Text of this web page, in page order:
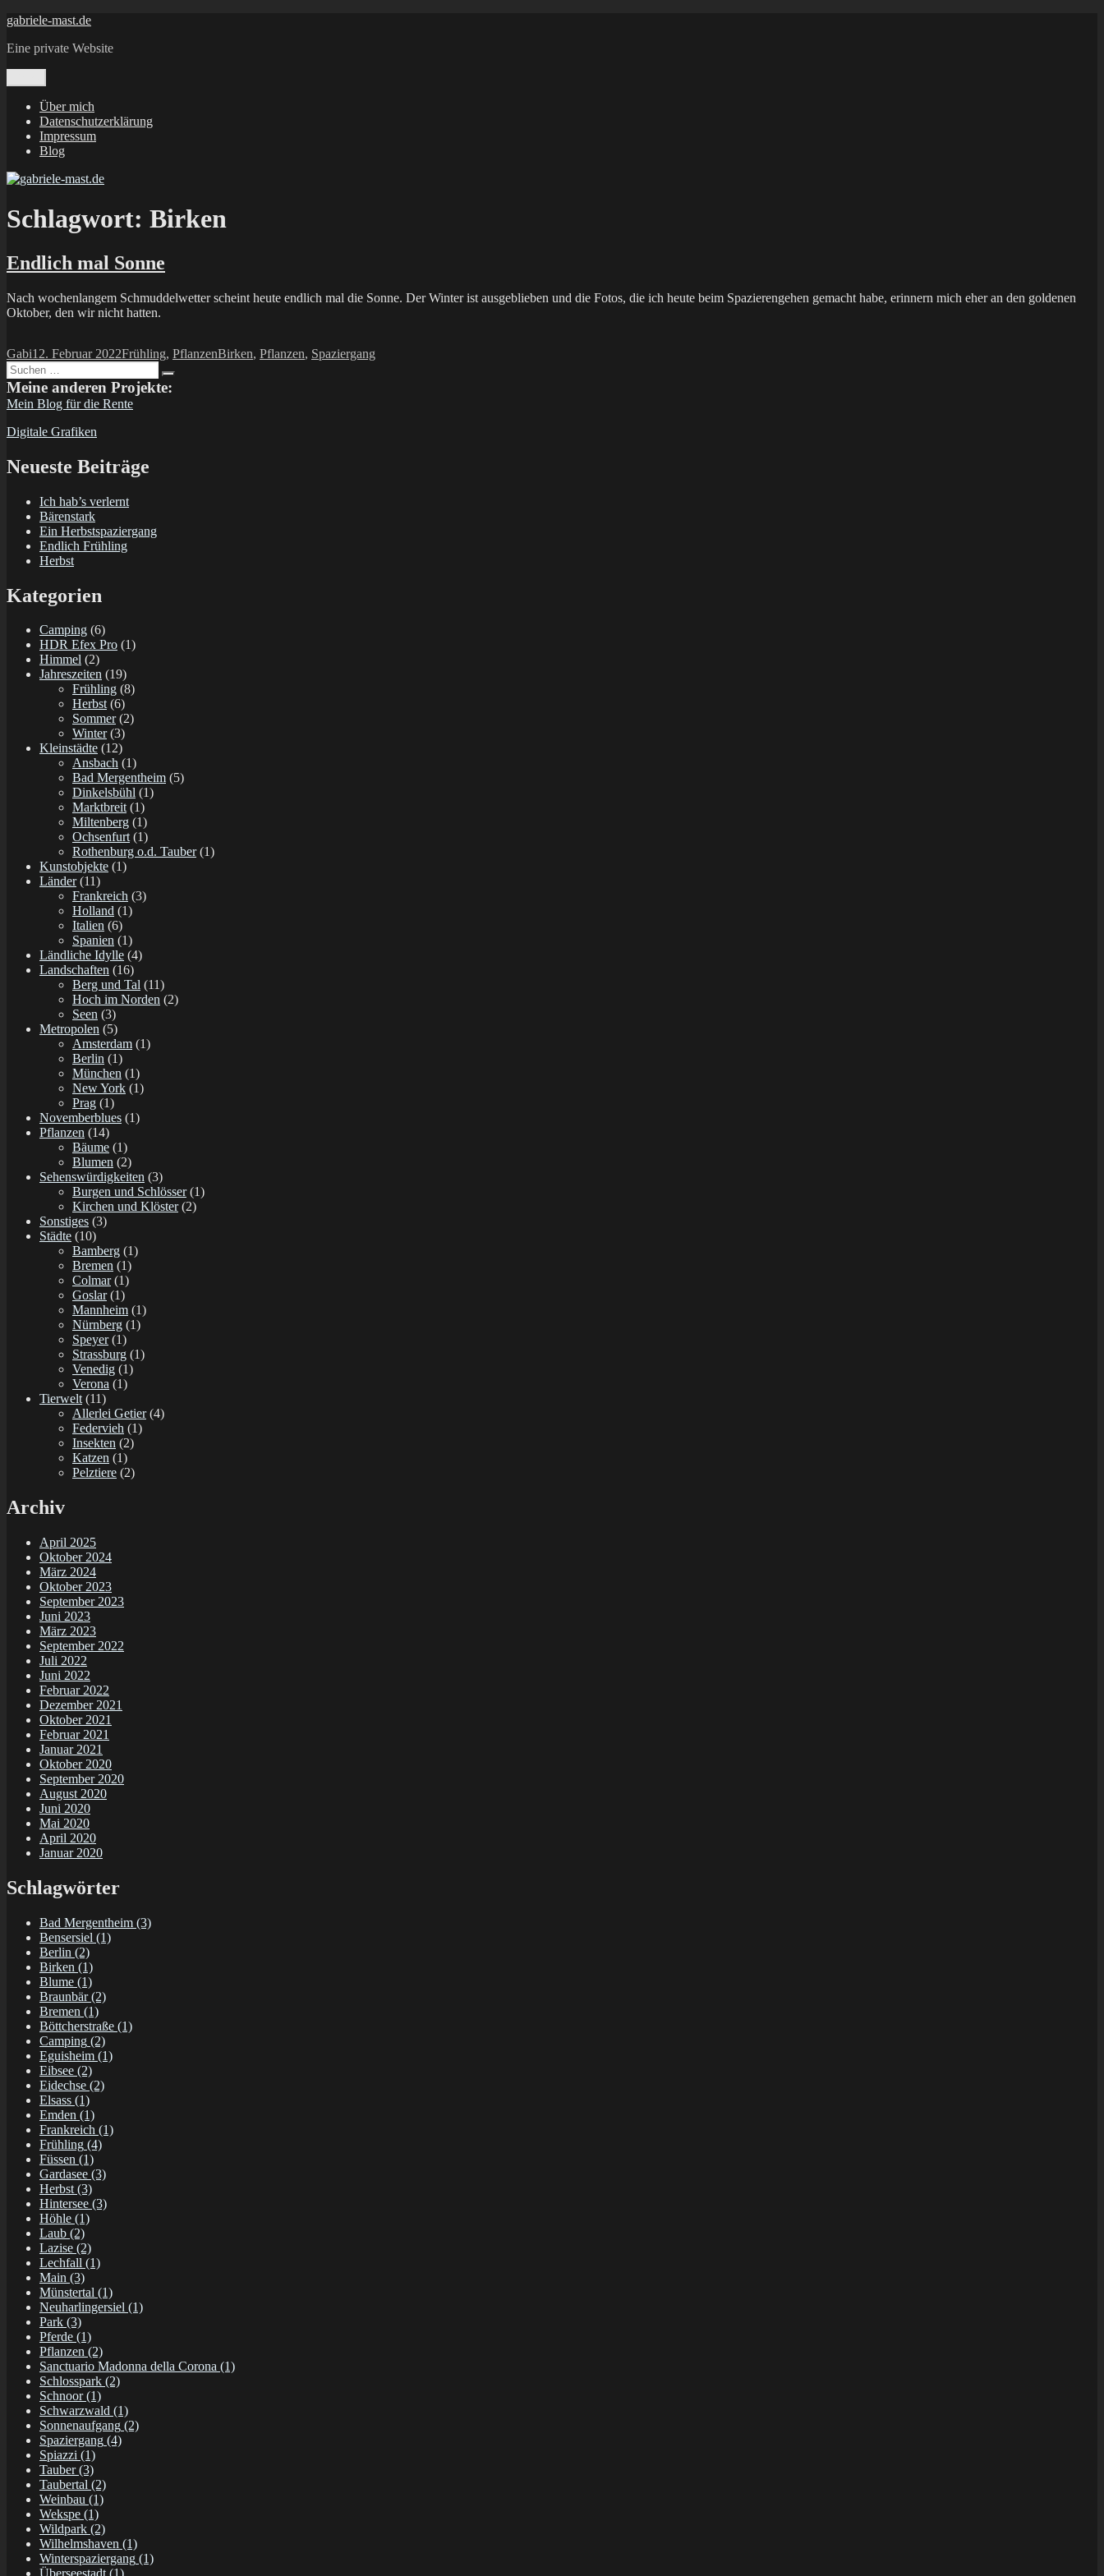
Zum
springen
gabriele-mast.de
Eine private Website
Über mich
Datenschutzerklärung
Impressum
Blog
Schlagwort: Birken
Endlich mal Sonne
Nach wochenlangem Schmuddelwetter scheint heute endlich mal die Sonne. Der Winter ist ausgeblieben und die Fotos, die ich heute beim Spazierengehen gemacht habe, erinnern mich eher an den goldenen
Oktober, den wir nicht hatten.
Autor
GabiVeröffentlicht
am
12. Februar 2022Kategorien
Frühling, PflanzenSchlagwörter
Birken, Pflanzen, Spaziergang
Suchen
nach:
Meine anderen Projekte:
Mein Blog für die Rente
Digitale Grafiken
Neueste Beiträge
Ich hab’s verlernt
Bärenstark
Ein Herbstspaziergang
Endlich Frühling
Herbst
Kategorien
Camping (6)
HDR Efex Pro (1)
Himmel (2)
Jahreszeiten (19)
Frühling (8)
Herbst(6)
Sommer(2)
Winter(3)
Kleinstädte (12)
Ansbach (1)
Bad Mergentheim (5)
Dinkelsbühl (1)
Marktbreit(1)
Miltenberg (1)
Ochsenfurt(1)
Rothenburg o.d. Tauber(1)
Kunstobjekte (1)
Länder(11)
Frankreich (3)
Holland (1)
Italien (6)
Spanien (1)
Ländliche Idylle (4)
Landschaften (16)
Berg und Tal (11)
Hoch im Norden (2)
Seen (3)
Metropolen (5)
Amsterdam (1)
Berlin (1)
München (1)
New York (1)
Prag (1)
Novemberblues (1)
Pflanzen (14)
Bäume (1)
Blumen (2)
Sehenswürdigkeiten (3)
Burgen und Schlösser(1)
Kirchen und Klöster(2)
Sonstiges (3)
Städte (10)
Bamberg (1)
Bremen (1)
Colmar(1)
Goslar(1)
Mannheim (1)
Nürnberg (1)
Speyer(1)
Strassburg (1)
Venedig (1)
Verona (1)
Tierwelt(11)
Allerlei Getier(4)
Federvieh (1)
Insekten (2)
Katzen (1)
Pelztiere (2)
Archiv
April 2025
Oktober 2024
März 2024
Oktober 2023
September 2023
Juni 2023
März 2023
September 2022
Juli 2022
Juni 2022
Februar 2022
Dezember 2021
Oktober 2021
Februar 2021
Januar 2021
Oktober 2020
September 2020
August 2020
Juni 2020
Mai 2020
April 2020
Januar 2020
Schlagwörter
Bad Mergentheim (3)
Bensersiel (1)
Berlin (2)
Birken (1)
Blume (1)
Braunbär(2)
Bremen (1)
Böttcherstraße (1)
Camping (2)
Eguisheim (1)
Eibsee (2)
Eidechse (2)
Elsass (1)
Emden (1)
Frankreich (1)
Frühling (4)
Füssen (1)
Gardasee (3)
Herbst (3)
Hintersee (3)
Höhle (1)
Laub (2)
Lazise (2)
Lechfall (1)
Main (3)
Münstertal (1)
Neuharlingersiel (1)
Park (3)
Pferde (1)
Pflanzen (2)
Sanctuario Madonna della Corona (1)
Schlosspark (2)
Schnoor(1)
Schwarzwald (1)
Sonnenaufgang (2)
Spaziergang (4)
Spiazzi (1)
Tauber(3)
Taubertal (2)
Weinbau (1)
Wekspe (1)
Wildpark (2)
Wilhelmshaven (1)
Winterspaziergang (1)
Überseestadt (1)